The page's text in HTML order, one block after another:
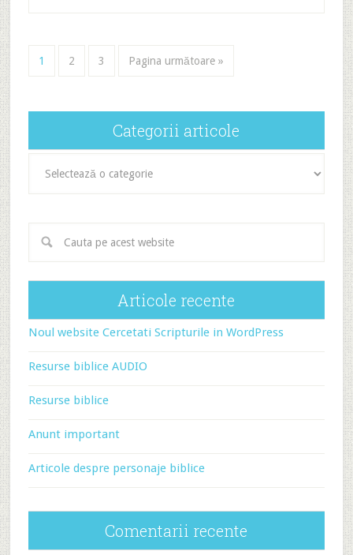
1 2 3 Pagina următoare »
Categorii articole
articole
Articole recente
Noul website Cercetati Scripturile in WordPress
Resurse biblice AUDIO
Resurse biblice
Anunt important
Articole despre personaje biblice
Comentarii recente